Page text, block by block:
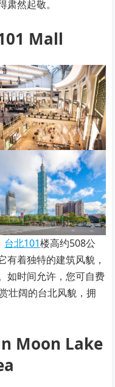
肃然起敬。
Mall
台北101楼高约508公
有着独特的建筑风貌，
如时间允许，您可自费
壮阔的台北风貌，拥
Moon Lake